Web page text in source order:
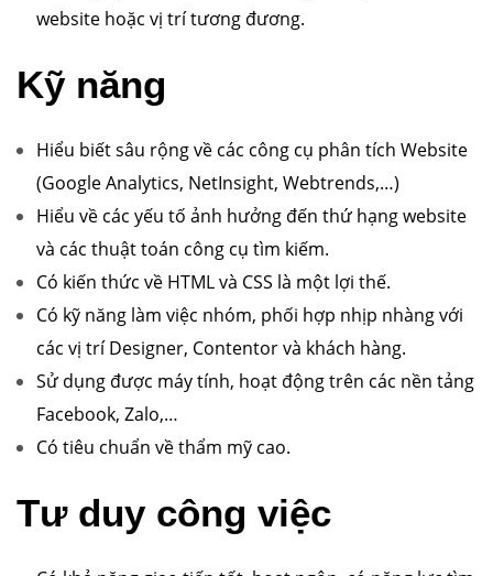
website hoặc vị trí tương đương.
Kỹ năng
Hiểu biết sâu rộng về các công cụ phân tích Website
(Google Analytics, NetInsight, Webtrends,…)
Hiểu về các yếu tố ảnh hưởng đến thứ hạng website
và các thuật toán công cụ tìm kiếm.
Có kiến thức về HTML và CSS là một lợi thế.
Có kỹ năng làm việc nhóm, phối hợp nhịp nhàng với
các vị trí Designer, Contentor và khách hàng.
Sử dụng được máy tính, hoạt động trên các nền tảng
Facebook, Zalo,…
Có tiêu chuẩn về thẩm mỹ cao.
Tư duy công việc